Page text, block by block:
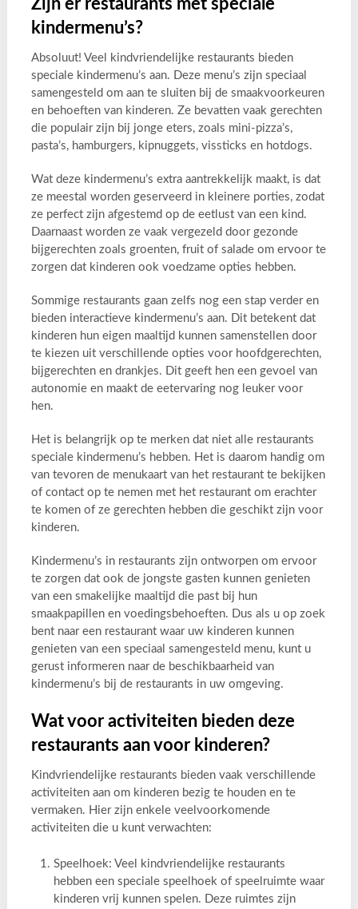
Zijn er restaurants met speciale
kindermenu’s?
Absoluut! Veel kindvriendelijke restaurants bieden
speciale kindermenu’s aan. Deze menu’s zijn speciaal
samengesteld om aan te sluiten bij de smaakvoorkeuren
en behoeften van kinderen. Ze bevatten vaak gerechten
die populair zijn bij jonge eters, zoals mini-pizza’s,
pasta’s, hamburgers, kipnuggets, vissticks en hotdogs.
Wat deze kindermenu’s extra aantrekkelijk maakt, is dat
ze meestal worden geserveerd in kleinere porties, zodat
ze perfect zijn afgestemd op de eetlust van een kind.
Daarnaast worden ze vaak vergezeld door gezonde
bijgerechten zoals groenten, fruit of salade om ervoor te
zorgen dat kinderen ook voedzame opties hebben.
Sommige restaurants gaan zelfs nog een stap verder en
bieden interactieve kindermenu’s aan. Dit betekent dat
kinderen hun eigen maaltijd kunnen samenstellen door
te kiezen uit verschillende opties voor hoofdgerechten,
bijgerechten en drankjes. Dit geeft hen een gevoel van
autonomie en maakt de eetervaring nog leuker voor
hen.
Het is belangrijk op te merken dat niet alle restaurants
speciale kindermenu’s hebben. Het is daarom handig om
van tevoren de menukaart van het restaurant te bekijken
of contact op te nemen met het restaurant om erachter
te komen of ze gerechten hebben die geschikt zijn voor
kinderen.
Kindermenu’s in restaurants zijn ontworpen om ervoor
te zorgen dat ook de jongste gasten kunnen genieten
van een smakelijke maaltijd die past bij hun
smaakpapillen en voedingsbehoeften. Dus als u op zoek
bent naar een restaurant waar uw kinderen kunnen
genieten van een speciaal samengesteld menu, kunt u
gerust informeren naar de beschikbaarheid van
kindermenu’s bij de restaurants in uw omgeving.
Wat voor activiteiten bieden deze
restaurants aan voor kinderen?
Kindvriendelijke restaurants bieden vaak verschillende
activiteiten aan om kinderen bezig te houden en te
vermaken. Hier zijn enkele veelvoorkomende
activiteiten die u kunt verwachten:
Speelhoek: Veel kindvriendelijke restaurants
hebben een speciale speelhoek of speelruimte waar
kinderen vrij kunnen spelen. Deze ruimtes zijn